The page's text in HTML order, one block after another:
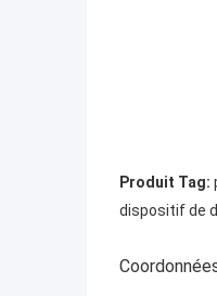
Produit Tag:
dispositif de